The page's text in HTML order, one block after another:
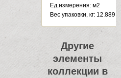
Ед.измерения: м2
Веc упаковки, кг: 12.889
Другие
элементы
коллекции в